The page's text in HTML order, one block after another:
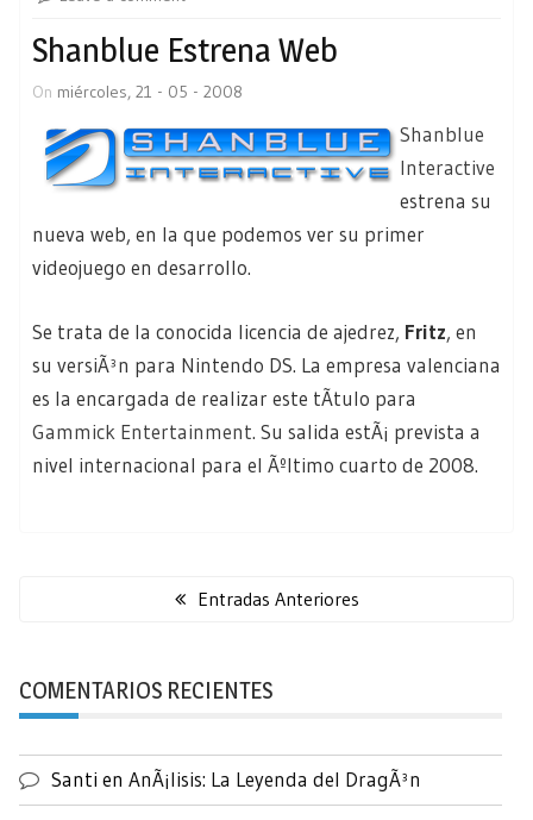
Shanblue Estrena Web
On miércoles, 21 - 05 - 2008
Shanblue
Interactive
estrena su
nueva web, en la que podemos ver su primer
videojuego en desarrollo.
Se trata de la conocida licencia de ajedrez, Fritz, en
su versiÃ³n para Nintendo DS. La empresa valenciana
es la encargada de realizar este tÃ­tulo para
Gammick Entertainment. Su salida estÃ¡ prevista a
nivel internacional para el Ãºltimo cuarto de 2008.
Entradas Anteriores
COMENTARIOS RECIENTES
Santi en AnÃ¡lisis: La Leyenda del DragÃ³n